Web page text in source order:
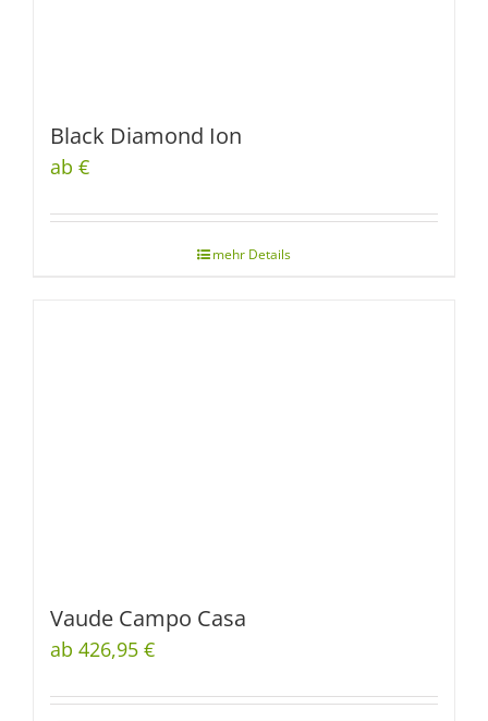
Black Diamond Ion
ab €
Vaude Campo Casa
ab 426,95 €